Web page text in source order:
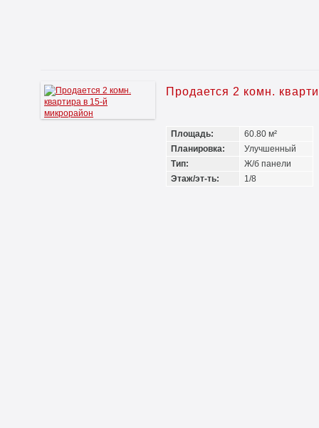
Продается 2 комн.
Площадь:
60.80 м²
Планировка:
Улучшенный
Тип:
Ж/б панели
Этаж/эт-ть:
1/8